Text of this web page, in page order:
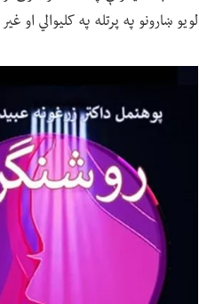
لویو ښارونو په پرتله په کلیوالي او